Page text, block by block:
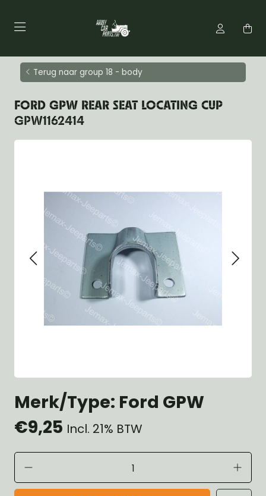
Terug naar group 18 - body
FORD GPW REAR SEAT LOCATING CUP
GPW1162414
Merk/Type: Ford GPW
€9,25 Incl. 21% BTW